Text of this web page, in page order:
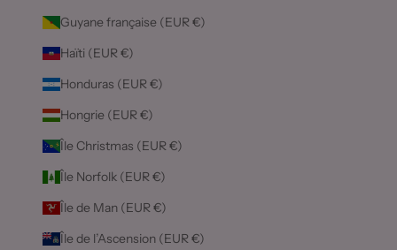
Guyane française (EUR €)
Haïti (EUR €)
Honduras (EUR €)
Hongrie (EUR €)
Île Christmas (EUR €)
Île Norfolk (EUR €)
Île de Man (EUR €)
Île de l’Ascension (EUR €)